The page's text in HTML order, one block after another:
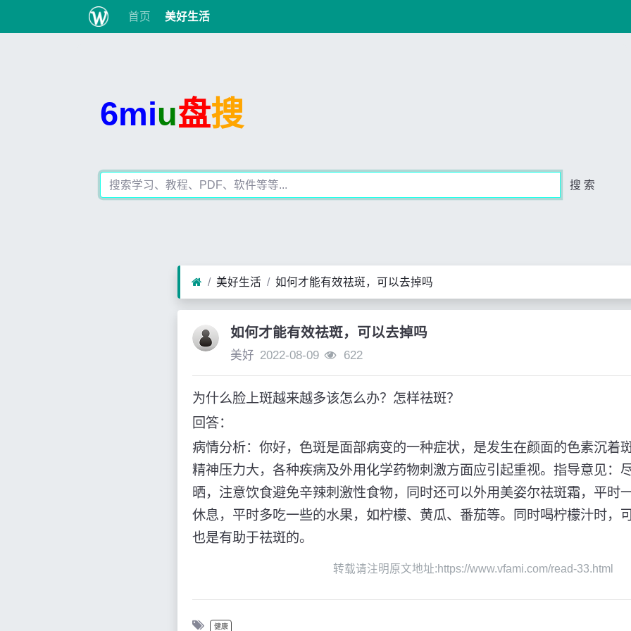
首页 美好生活
6miu盘搜
搜 索
美好生活 如何才能有效祛斑，可以去掉吗
如何才能有效祛斑，可以去掉吗
美好 2022-08-09 622
为什么脸上斑越来越多该怎么办？怎样祛斑？
回答：
病情分析：你好，色斑是面部病变的一种症状，是发生在颜面的色素沉着
精神压力大，各种疾病及外用化学药物刺激方面应引起重视。指导意见：
晒，注意饮食避免辛辣刺激性食物，同时还可以外用美姿尔祛斑霜，平时
休息，平时多吃一些的水果，如柠檬、黄瓜、番茄等。同时喝柠檬汁时，
也是有助于祛斑的。
转载请注明原文地址:https://www.vfami.com/read-33.html
健康